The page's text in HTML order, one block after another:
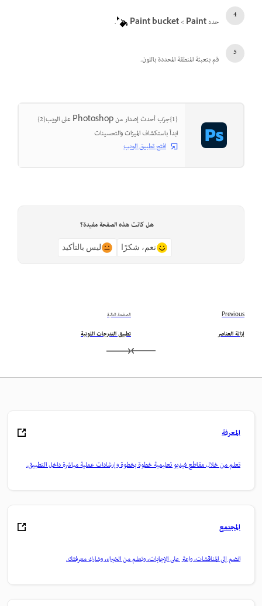
حددPaint
>‏
Paint bucket
.
قم بتعبئة المنطقة المحددة باللون.
{1}جرّب أحدث إصدار من Photoshop على الويب{2}
ابدأ باستكشاف الميزات والتحسينات
افتح تطبيق الويب
هل كانت هذه الصفحة مفيدة؟
نعم، شكرًا ليس بالتأكيد
Previous
إزالة العناصر
الصفحة التالية
تطبيق التدرجات اللونية
المعرفة
تعلم من خلال مقاطع فيديو تعليمية خطوة بخطوة وإرشادات عملية مباشرة داخل التطبيق.
المجتمع
انضم إلى المناقشات، واعثر على الإجابات، وتعلم من الخبراء، وشارك معرفتك.